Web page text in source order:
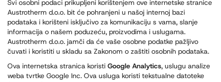
Svi osobni podaci prikupljeni korištenjem ove internetske stranice
Austrotherm d.o.o. bit će pohranjeni u našoj internoj bazi
podataka i korišteni isključivo za komunikaciju s vama, slanje
informacija o našem poduzeću, proizvodima i uslugama.
Austrotherm d.o.o. jamči da će vaše osobne podatke pažljivo
čuvati i koristiti u skladu sa Zakonom o zaštiti osobnih podataka.
Ova internetska stranica koristi Google Analytics, uslugu analize
weba tvrtke Google Inc. Ova usluga koristi tekstualne datoteke